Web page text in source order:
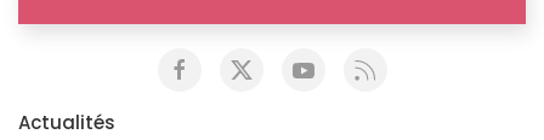
Actualités